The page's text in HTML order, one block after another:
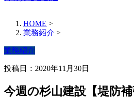
HOME >
業務紹介 >
業務紹介
投稿日：2020年11月30日
今週の杉山建設【堤防